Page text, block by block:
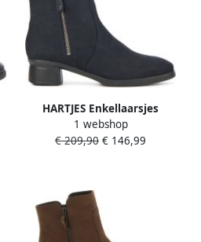
HARTJES Enkellaarsjes
Dames 172.1902 Blues
Maat: 41 5 Materiaal:
1 webshop
€ 209,90 € 146,99